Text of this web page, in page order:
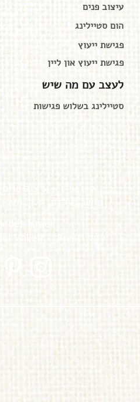
עיצוב פנים
הום סטיילינג
פגישת ייעוץ
לעצב עם מה שיש
סטיילינג בשלוש פגישות
פגישת ייעוץ און ליין
קרן אורן - עיצוב פנים
מושב מולדת, ת.ד. 226 | מיקוד 1913000
Israel
עמק יזרעאל - Jezreel Valley מחוז צפון